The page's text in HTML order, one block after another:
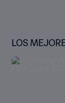
LOS
COPA